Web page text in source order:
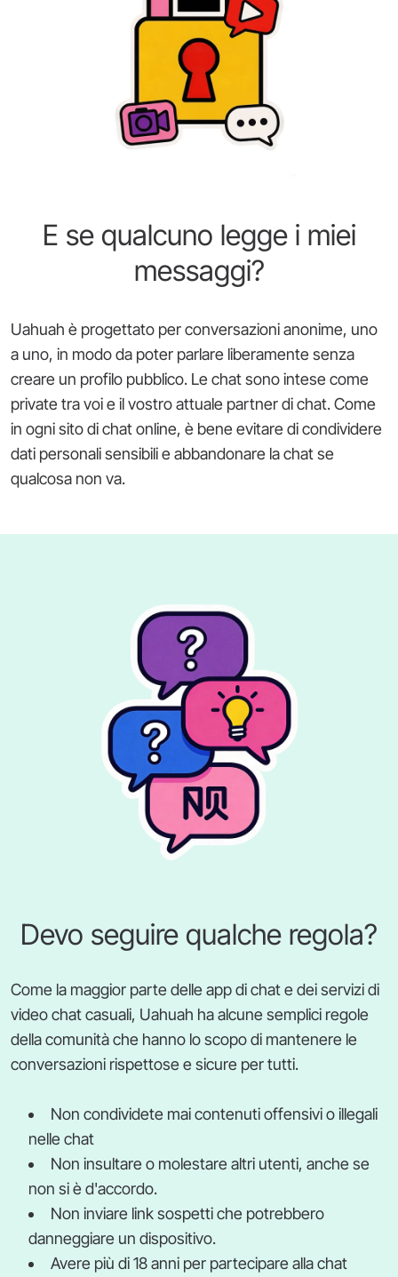
E se qualcuno legge i miei
messaggi?
Uahuah è progettato per conversazioni anonime, uno
a uno, in modo da poter parlare liberamente senza
creare un profilo pubblico. Le chat sono intese come
private tra voi e il vostro attuale partner di chat. Come
in ogni sito di chat online, è bene evitare di condividere
dati personali sensibili e abbandonare la chat se
qualcosa non va.
Devo seguire qualche regola?
Come la maggior parte delle app di chat e dei servizi di
video chat casuali, Uahuah ha alcune semplici regole
della comunità che hanno lo scopo di mantenere le
conversazioni rispettose e sicure per tutti.
Non condividete mai contenuti offensivi o illegali
nelle chat
Non insultare o molestare altri utenti, anche se
non si è d'accordo.
Non inviare link sospetti che potrebbero
danneggiare un dispositivo.
Avere più di 18 anni per partecipare alla chat